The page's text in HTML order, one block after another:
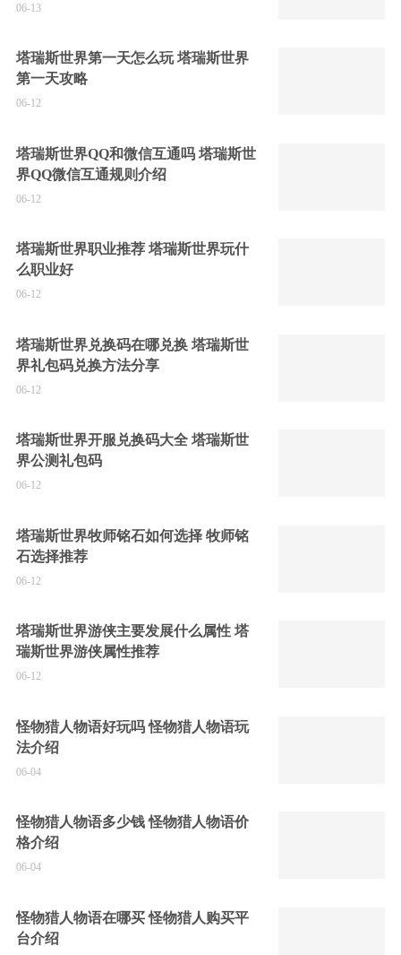
06-13
塔瑞斯世界第一天怎么玩 塔瑞斯世界
第一天攻略
06-12
塔瑞斯世界QQ和微信互通吗 塔瑞斯世
界QQ微信互通规则介绍
06-12
塔瑞斯世界职业推荐 塔瑞斯世界玩什
么职业好
06-12
塔瑞斯世界兑换码在哪兑换 塔瑞斯世
界礼包码兑换方法分享
06-12
塔瑞斯世界开服兑换码大全 塔瑞斯世
界公测礼包码
06-12
塔瑞斯世界牧师铭石如何选择 牧师铭
石选择推荐
06-12
塔瑞斯世界游侠主要发展什么属性 塔
瑞斯世界游侠属性推荐
06-12
怪物猎人物语好玩吗 怪物猎人物语玩
法介绍
06-04
怪物猎人物语多少钱 怪物猎人物语价
格介绍
06-04
怪物猎人物语在哪买 怪物猎人购买平
台介绍